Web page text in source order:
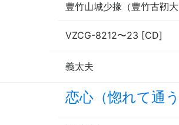
豊竹山城少掾（豊竹古靭大
VZCG-8212〜23 [CD]
義太夫
恋心（惚れて通う